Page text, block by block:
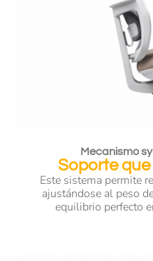
Mecanismo
Soporte
Este sistema permite
ajustándose al peso
equilibrio perfecto